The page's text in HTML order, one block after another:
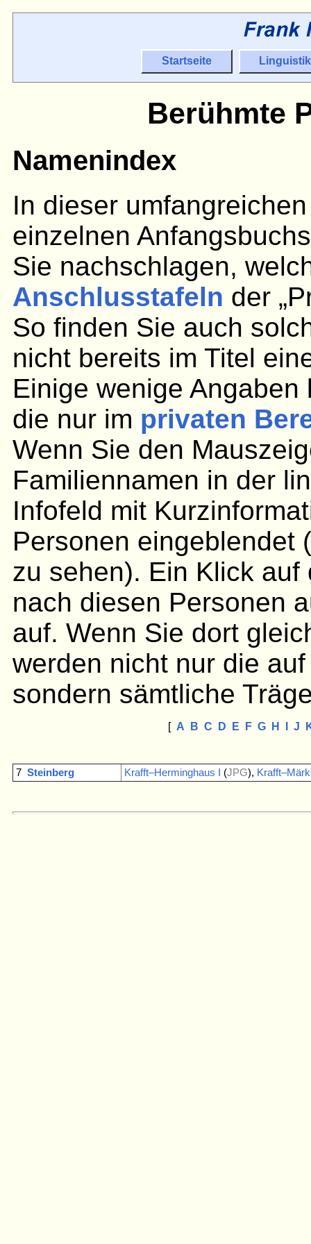
Startseite Linguistik
Berühmte
Namenindex
In dieser
einzelnen
Sie nachschlagen,
Anschlusstafeln der
So finden Sie auch
nicht bereits im Titel
Einige wenige
die nur im privaten
Wenn Sie den
Familiennamen in der
Infofeld mit
Personen eingeblendet
zu sehen). Ein Klick
nach diesen Personen
auf. Wenn Sie dort
werden nicht nur die
sondern sämtliche
[ A B C D E F G H J
7 Steinberg Krafft–Herminghaus I (JPG),